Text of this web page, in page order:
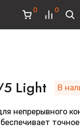
0 0
5 Light В
непрерывного